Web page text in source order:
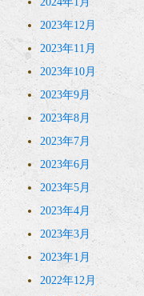
2023年12月
2023年11月
2023年10月
2023年9月
2023年8月
2023年7月
2023年6月
2023年5月
2023年4月
2023年3月
2023年1月
2022年12月